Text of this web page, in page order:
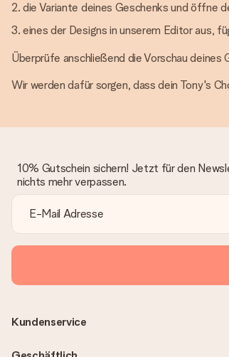
die Variante deines Geschenks und öffne
eines der Designs in unserem Editor aus,
Überprüfe anschließend die Vorschau deines
Wir werden dafür sorgen, dass dein Tony's
10% Gutschein sichern! Jetzt für den
nichts mehr verpassen.
Kundenservice